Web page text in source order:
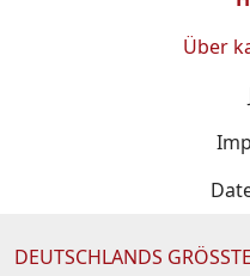
Über
DEUTSCHLANDS